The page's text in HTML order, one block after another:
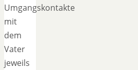
Umgangskontakte
mit
dem
Vater
jeweils